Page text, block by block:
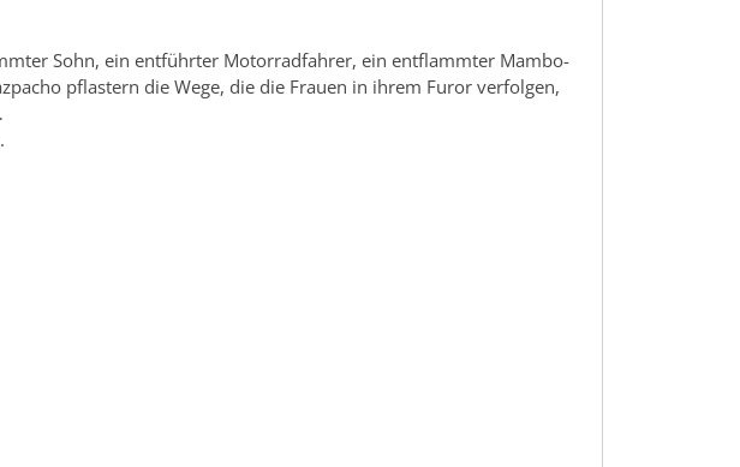
Sohn, ein entführter Motorradfahrer, ein entflammter Mambo-
pflastern die Wege, die die Frauen in ihrem Furor verfolgen,